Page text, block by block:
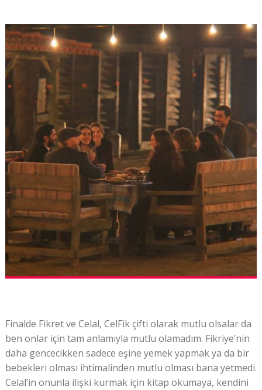
Finalde Fikret ve Celal, CelFik çifti olarak mutlu olsalar da
ben onlar için tam anlamıyla mutlu olamadım. Fikriye’nin
daha gencecikken sadece eşine yemek yapmak ya da bir
bebekleri olması ihtimalinden mutlu olması bana yetmedi.
Celal’in onunla ilişki kurmak için kitap okumaya, kendini